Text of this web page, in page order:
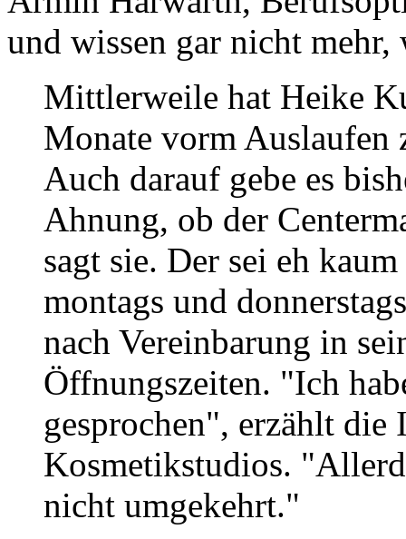
und wissen gar nicht
Mittlerweile hat Heike
Monate vorm Auslaufen
Auch darauf gebe es
Ahnung, ob der
sagt sie. Der sei eh
montags und
nach Vereinbarung in
Öffnungszeiten. "Ich
gesprochen", erzählt die
Kosmetikstudios.
nicht umgekehrt."